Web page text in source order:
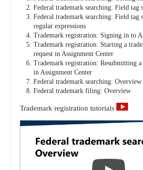
Federal trademark searching: Field tag
Federal trademark searching: Field tag
regular expressions
Trademark registration: Signing in to
Trademark registration: Starting a
request in Assignment Center
Trademark registration: Resubmitting a
in Assignment Center
Federal trademark searching: Overview
Federal trademark filing: Overview
Trademark registration tutorials